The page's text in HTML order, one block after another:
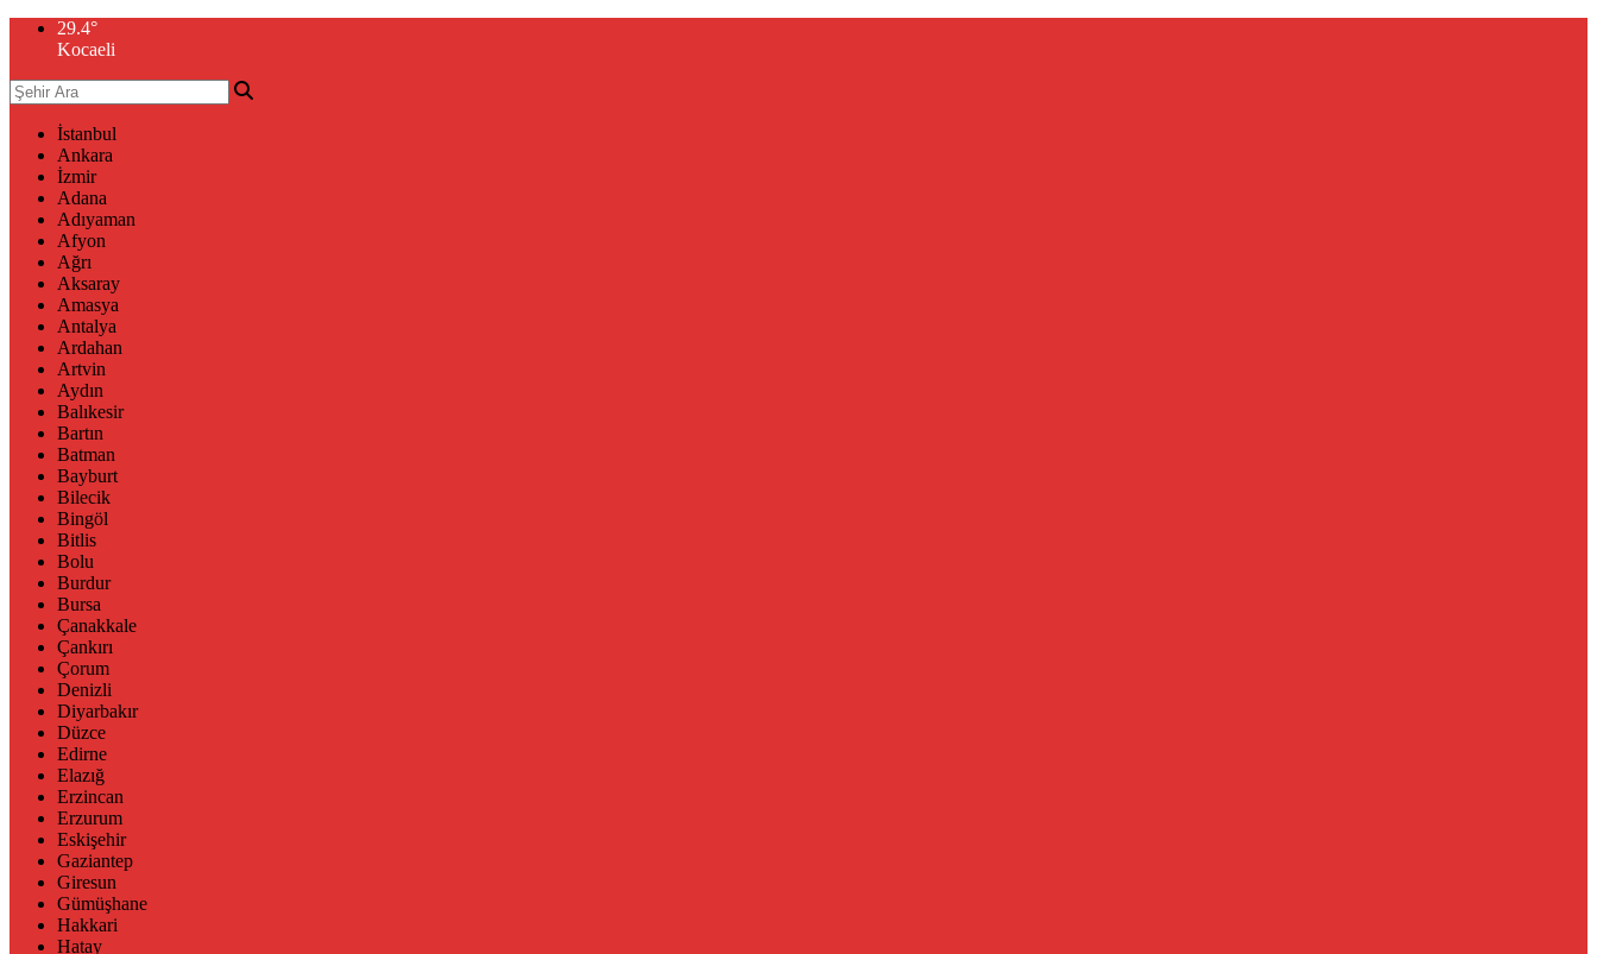
29.4°
Kocaeli
İstanbul
Ankara
İzmir
Adana
Adıyaman
Afyon
Ağrı
Aksaray
Amasya
Antalya
Ardahan
Artvin
Aydın
Balıkesir
Bartın
Batman
Bayburt
Bilecik
Bingöl
Bitlis
Bolu
Burdur
Bursa
Çanakkale
Çankırı
Çorum
Denizli
Diyarbakır
Düzce
Edirne
Elazığ
Erzincan
Erzurum
Eskişehir
Gaziantep
Giresun
Gümüşhane
Hakkari
Hatay